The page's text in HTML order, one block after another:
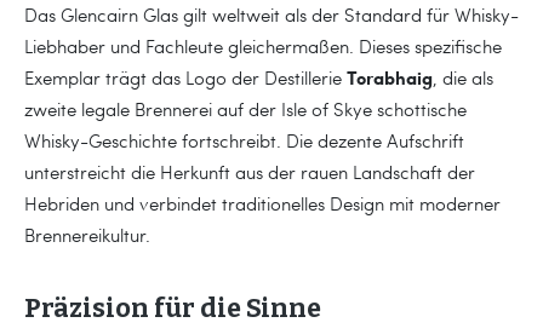
Das Glencairn Glas gilt weltweit als der Standard für Whisky-
Liebhaber und Fachleute gleichermaßen. Dieses spezifische
Exemplar trägt das Logo der Destillerie Torabhaig , die als
zweite legale Brennerei auf der Isle of Skye schottische
Whisky-Geschichte fortschreibt. Die dezente Aufschrift
unterstreicht die Herkunft aus der rauen Landschaft der
Hebriden und verbindet traditionelles Design mit moderner
Brennereikultur.
Präzision für die Sinne